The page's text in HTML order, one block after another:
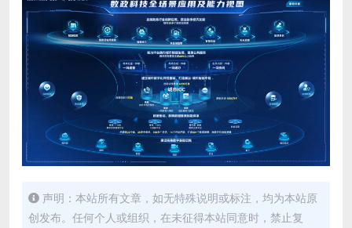
声明：本站所有文章，如无特殊说明或标注，均为本站原
创发布。任何个人或组织，在未征得本站同意时，禁止复